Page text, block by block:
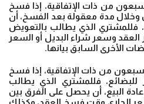
من ذات الإتفاقية، إذا فسخ
وخلال مدة معقولة بعد الفسخ، أن
فللمشتري الذي يطالب بالتعويض
وسعر شراء البديل أو السعر
الأخرى السابق بيانها.
من ذات الإتفاقية، إذا فسخ
فللمشتري الذي يطالب
البيع، أن يحصل على الفرق بين
الجاري وقت فسخ العقد، وكذلك